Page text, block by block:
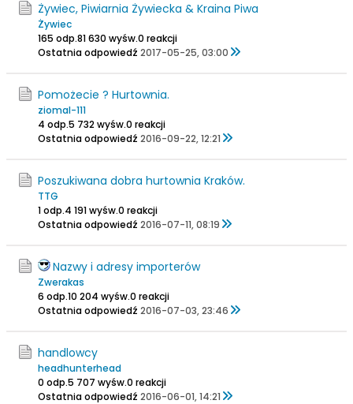
Żywiec, Piwiarnia Żywiecka & Kraina Piwa
Żywiec
165 odp.81 630 wyśw.0 reakcji
Ostatnia odpowiedź 2017-05-25, 03:00
Pomożecie ? Hurtownia.
ziomal-111
4 odp.5 732 wyśw.0 reakcji
Ostatnia odpowiedź 2016-09-22, 12:21
Poszukiwana dobra hurtownia Kraków.
TTG
1 odp.4 191 wyśw.0 reakcji
Ostatnia odpowiedź 2016-07-11, 08:19
Nazwy i adresy importerów
Zwerakas
6 odp.10 204 wyśw.0 reakcji
Ostatnia odpowiedź 2016-07-03, 23:46
handlowcy
headhunterhead
0 odp.5 707 wyśw.0 reakcji
Ostatnia odpowiedź 2016-06-01, 14:21